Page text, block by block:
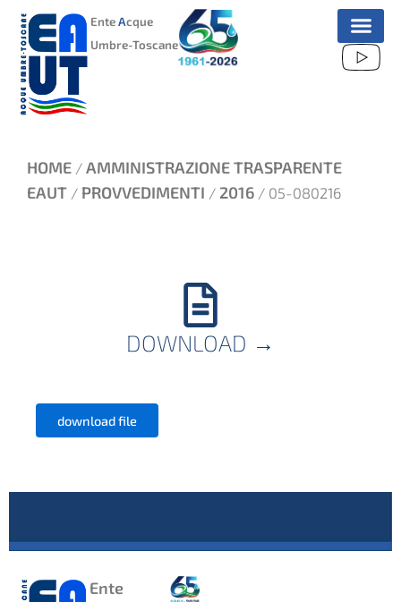
VAI
CONTENUTO
EnteAcque
Umbre-Toscane
HOME / AMMINISTRAZIONE TRASPARENTE
EAUT / PROVVEDIMENTI / 2016 / 05-080216
DOWNLOAD →
download file
Ente